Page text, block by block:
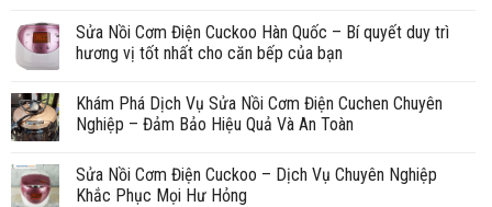
Sửa Nồi Cơm Điện Cuckoo Hàn Quốc – Bí quyết duy trì
hương vị tốt nhất cho căn bếp của bạn
Khám Phá Dịch Vụ Sửa Nồi Cơm Điện Cuchen Chuyên
Nghiệp – Đảm Bảo Hiệu Quả Và An Toàn
Sửa Nồi Cơm Điện Cuckoo – Dịch Vụ Chuyên Nghiệp
Khắc Phục Mọi Hư Hỏng